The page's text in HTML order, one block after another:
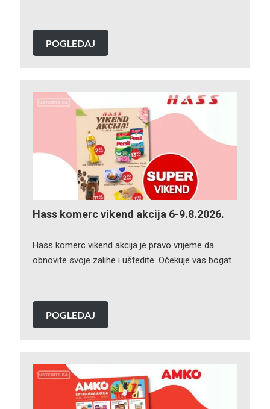
POGLEDAJ
Hass komerc vikend akcija 6-9.8.2026.
Hass komerc vikend akcija je pravo vrijeme da
obnovite svoje zalihe i uštedite. Očekuje vas bogat…
POGLEDAJ